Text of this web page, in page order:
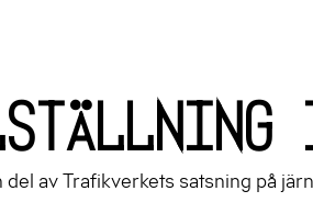
i
av Trafikverkets satsning på